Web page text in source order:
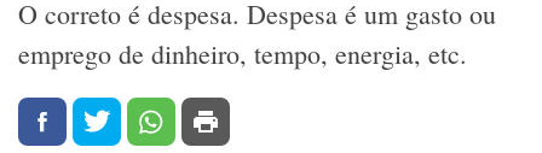
O correto é despesa. Despesa é um gasto ou
emprego de dinheiro, tempo, energia, etc.